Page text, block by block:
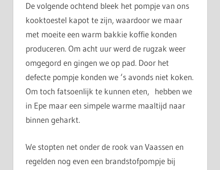
De volgende ochtend bleek het pompje van ons
kooktoestel kapot te zijn, waardoor we maar
met moeite een warm bakkie koffie konden
produceren. Om acht uur werd de rugzak weer
omgegord en gingen we op pad. Door het
defecte pompje konden we ‘s avonds niet koken.
Om toch fatsoenlijk te kunnen eten, hebben we
in Epe maar een simpele warme maaltijd naar
binnen geharkt.
We stopten net onder de rook van Vaassen en
regelden nog even een brandstofpompje bij